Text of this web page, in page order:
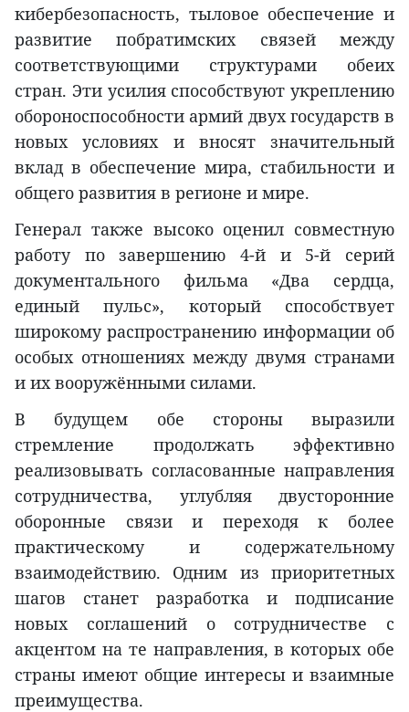
кибербезопасность, тыловое обеспечение и
развитие побратимских связей между
соответствующими структурами обеих
стран. Эти усилия способствуют укреплению
обороноспособности армий двух государств в
новых условиях и вносят значительный
вклад в обеспечение мира, стабильности и
общего развития в регионе и мире.
Генерал также высоко оценил совместную
работу по завершению 4-й и 5-й серий
документального фильма «Два сердца,
единый пульс», который способствует
широкому распространению информации об
особых отношениях между двумя странами
и их вооружёнными силами.
В будущем обе стороны выразили
стремление продолжать эффективно
реализовывать согласованные направления
сотрудничества, углубляя двусторонние
оборонные связи и переходя к более
практическому и содержательному
взаимодействию. Одним из приоритетных
шагов станет разработка и подписание
новых соглашений о сотрудничестве с
акцентом на те направления, в которых обе
страны имеют общие интересы и взаимные
преимущества.